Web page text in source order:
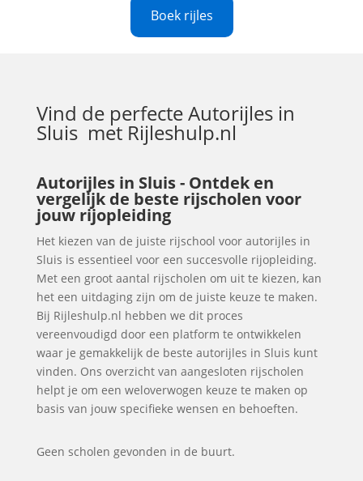
Boek rijles
Vind de perfecteAutorijles in
Sluis met Rijleshulp.nl
Autorijles in Sluis - Ontdek en
vergelijk de beste rijscholen voor
jouw rijopleiding
Het kiezen van de juiste rijschool voor autorijles in
Sluis is essentieel voor een succesvolle rijopleiding.
Met een groot aantal rijscholen om uit te kiezen, kan
het een uitdaging zijn om de juiste keuze te maken.
Bij Rijleshulp.nl hebben we dit proces
vereenvoudigd door een platform te ontwikkelen
waar je gemakkelijk de beste autorijles in Sluis kunt
vinden. Ons overzicht van aangesloten rijscholen
helpt je om een weloverwogen keuze te maken op
basis van jouw specifieke wensen en behoeften.
Geen scholen gevonden in de buurt.